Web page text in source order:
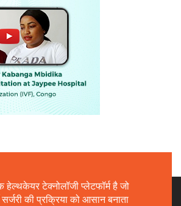
टेक्नोलॉजी प्लेटफॉर्म है जो
की प्रक्रिया को आसान बनाता